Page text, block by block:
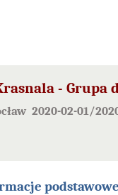
- Grupa
2020-02-01/